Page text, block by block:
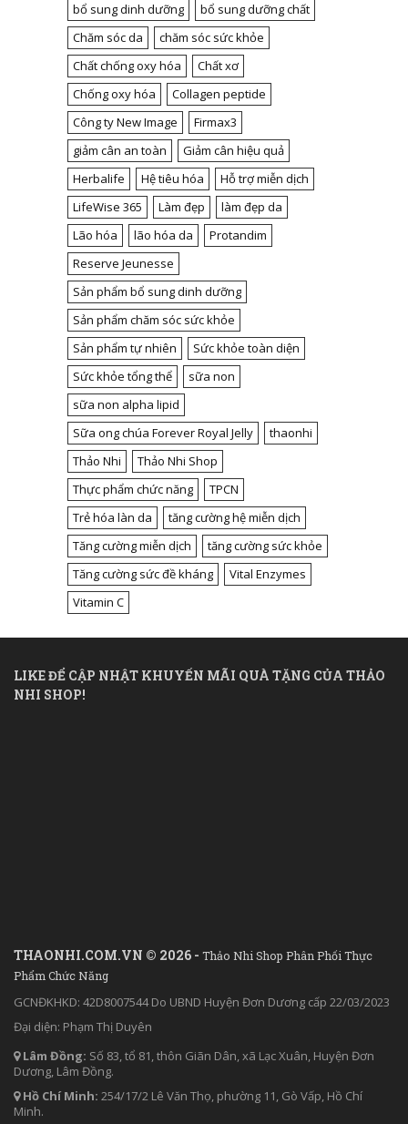
bổ sung dinh dưỡng
bổ sung dưỡng chất
Chăm sóc da
chăm sóc sức khỏe
Chất chống oxy hóa
Chất xơ
Chống oxy hóa
Collagen peptide
Công ty New Image
Firmax3
giảm cân an toàn
Giảm cân hiệu quả
Herbalife
Hệ tiêu hóa
Hỗ trợ miễn dịch
LifeWise 365
Làm đẹp
làm đẹp da
Lão hóa
lão hóa da
Protandim
Reserve Jeunesse
Sản phẩm bổ sung dinh dưỡng
Sản phẩm chăm sóc sức khỏe
Sản phẩm tự nhiên
Sức khỏe toàn diện
Sức khỏe tổng thể
sữa non
sữa non alpha lipid
Sữa ong chúa Forever Royal Jelly
thaonhi
Thảo Nhi
Thảo Nhi Shop
Thực phẩm chức năng
TPCN
Trẻ hóa làn da
tăng cường hệ miễn dịch
Tăng cường miễn dịch
tăng cường sức khỏe
Tăng cường sức đề kháng
Vital Enzymes
Vitamin C
LIKE ĐỂ CẬP NHẬT KHUYẾN MÃI QUÀ TẶNG CỦA THẢO
NHI SHOP!
THAONHI.COM.VN © 2026 - Thảo Nhi Shop Phân Phối Thực
Phẩm Chức Năng
GCNĐKHKD: 42D8007544 Do UBND Huyện Đơn Dương cấp 22/03/2023
Đại diện: Phạm Thị Duyên
Lâm Đồng: Số 83, tổ 81, thôn Giãn Dân, xã Lạc Xuân, Huyện Đơn
Dương, Lâm Đồng.
Hồ Chí Minh: 254/17/2 Lê Văn Thọ, phường 11, Gò Vấp, Hồ Chí
Minh.